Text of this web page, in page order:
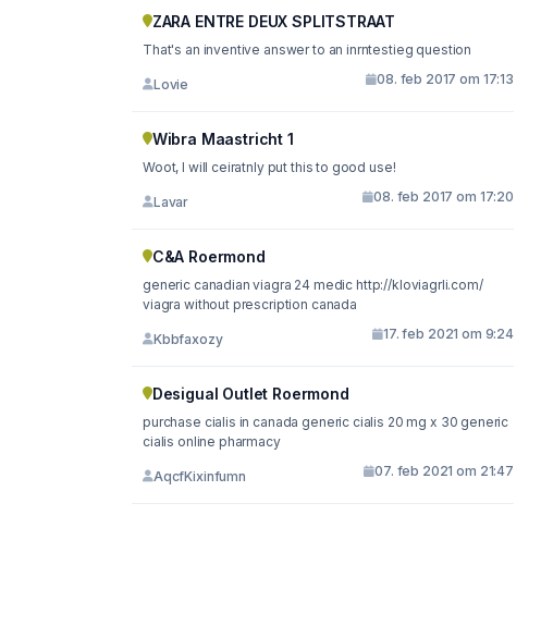
ZARA ENTRE DEUX SPLITSTRAAT
That's an inventive answer to an inrntestieg question
Lovie 08. feb 2017 om 17:13
Wibra Maastricht 1
Woot, I will ceiratnly put this to good use!
Lavar 08. feb 2017 om 17:20
C&A Roermond
generic canadian viagra 24 medic http://kloviagrli.com/
viagra without prescription canada
Kbbfaxozy 17. feb 2021 om 9:24
Desigual Outlet Roermond
purchase cialis in canada generic cialis 20 mg x 30 generic
cialis online pharmacy
AqcfKixinfumn 07. feb 2021 om 21:47